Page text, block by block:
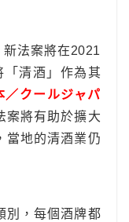
法案將在2021
「清酒」作為其
クールジャパ
案將有助於擴大
當地的清酒業仍
別，每個酒牌都